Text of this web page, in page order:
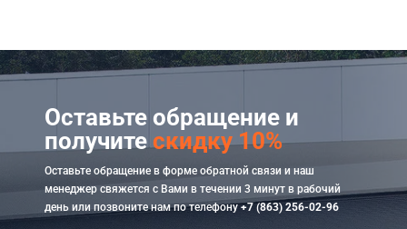
Оставьте обращение и
получитескидку 10%
Оставьте обращение в форме обратной связи и наш
менеджер свяжется с Вами в течении 3 минут в рабочий
день или позвоните нам по телефону+7 (863) 256-02-96